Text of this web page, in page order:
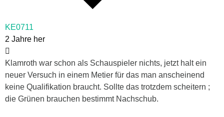
KE0711
2 Jahre her
Klamroth war schon als Schauspieler nichts, jetzt halt ein
neuer Versuch in einem Metier für das man anscheinend
keine Qualifikation braucht. Sollte das trotzdem scheitern ;
die Grünen brauchen bestimmt Nachschub.